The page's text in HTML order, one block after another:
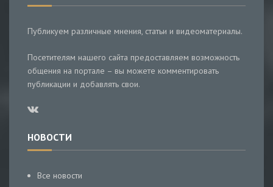
Публикуем различные мнения, статьи и видеоматериалы.
Посетителям нашего сайта предоставляем возможность
общения на портале – вы можете комментировать
публикации и добавлять свои.
НОВОСТИ
Все новости